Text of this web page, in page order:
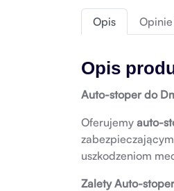
Opis
Opis
Auto-stoper do
Oferujemy auto-
uszkodzeniom
Zalety Auto-